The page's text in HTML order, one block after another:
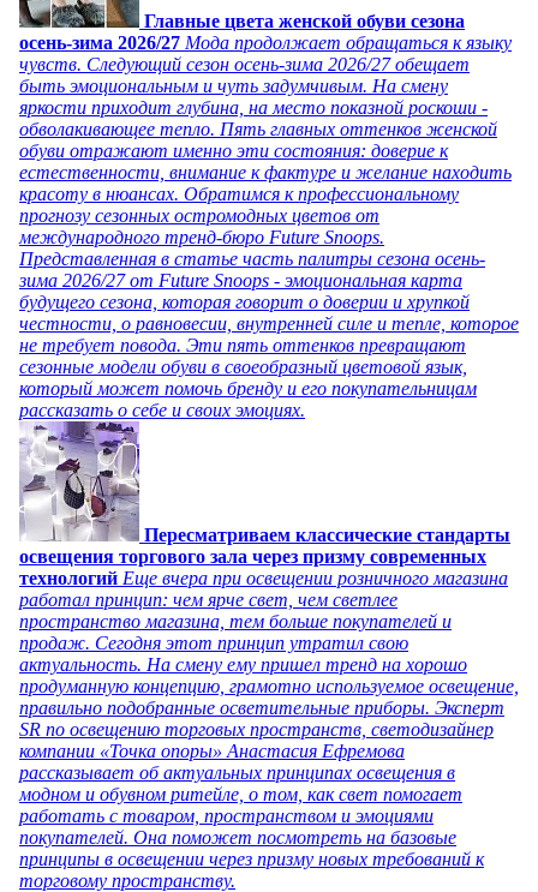
Главные цвета женской обуви сезона
осень-зима 2026/27 Мода продолжает обращаться к языку
чувств. Следующий сезон осень-зима 2026/27 обещает
быть эмоциональным и чуть задумчивым. На смену
яркости приходит глубина, на место показной роскоши -
обволакивающее тепло. Пять главных оттенков женской
обуви отражают именно эти состояния: доверие к
естественности, внимание к фактуре и желание находить
красоту в нюансах. Обратимся к профессиональному
прогнозу сезонных остромодных цветов от
международного тренд-бюро Future Snoops.
Представленная в статье часть палитры сезона осень-
зима 2026/27 от Future Snoops - эмоциональная карта
будущего сезона, которая говорит о доверии и хрупкой
честности, о равновесии, внутренней силе и тепле, которое
не требует повода. Эти пять оттенков превращают
сезонные модели обуви в своеобразный цветовой язык,
который может помочь бренду и его покупательницам
рассказать о себе и своих эмоциях.
Пересматриваем классические стандарты
освещения торгового зала через призму современных
технологий Еще вчера при освещении розничного магазина
работал принцип: чем ярче свет, чем светлее
пространство магазина, тем больше покупателей и
продаж. Сегодня этот принцип утратил свою
актуальность. На смену ему пришел тренд на хорошо
продуманную концепцию, грамотно используемое освещение,
правильно подобранные осветительные приборы. Эксперт
SR по освещению торговых пространств, светодизайнер
компании «Точка опоры» Анастасия Ефремова
рассказывает об актуальных принципах освещения в
модном и обувном ритейле, о том, как свет помогает
работать с товаром, пространством и эмоциями
покупателей. Она поможет посмотреть на базовые
принципы в освещении через призму новых требований к
торговому пространству.